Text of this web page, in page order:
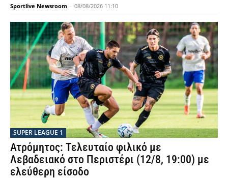
Sportlive Newsroom - 08/08/2026 11:10
SUPER LEAGUE 1
Ατρόμητος: Τελευταίο φιλικό με
Λεβαδειακό στο Περιστέρι (12/8, 19:00) με
ελεύθερη είσοδο